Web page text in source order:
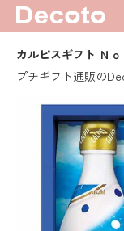
カルピスギフト Ｎｏ
プチギフト通販の